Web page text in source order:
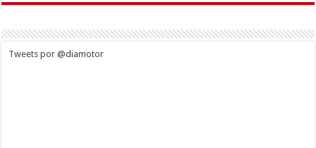
Tweets por @diamotor